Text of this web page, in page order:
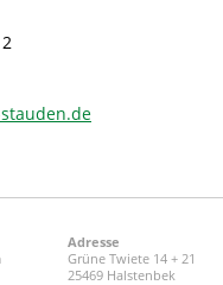
Adresse
Grüne Twiete 14 + 21
25469 Halstenbek